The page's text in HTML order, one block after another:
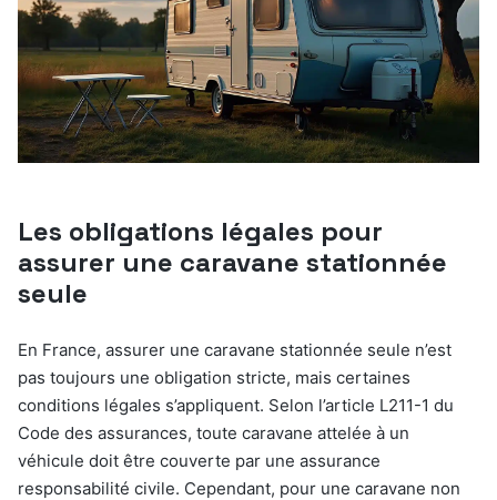
Les obligations légales pour
assurer une caravane stationnée
seule
En France, assurer une caravane stationnée seule n’est
pas toujours une obligation stricte, mais certaines
conditions légales s’appliquent. Selon l’article L211-1 du
Code des assurances, toute caravane attelée à un
véhicule doit être couverte par une assurance
responsabilité civile. Cependant, pour une caravane non